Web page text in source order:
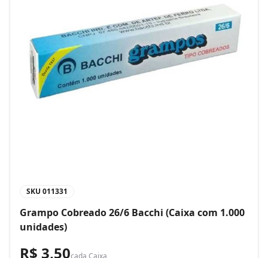
SKU 011331
Grampo Cobreado 26/6 Bacchi (Caixa com 1.000
unidades)
R$ 3,50cada Caixa